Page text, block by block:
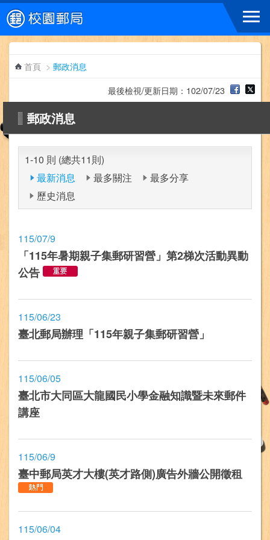
跳到主要內容區塊
首頁 > 郵政消息
最後檢視/更新日期：102/07/23
郵政消息
1-10 則 (總共11則)
最新消息
最多關注
最多分享
歷史消息
115/07/9
「115年暑期親子集郵研習營」第2梯次活動異動
公告
115/06/23
臺北郵局辦理「115年親子集郵研習營」
115/06/05
臺北市大同區大龍國民小學金融知識暨未來郵件
講座
115/06/9
臺中郵局英才大樓(英才路側)廣告外牆公開徵租
115/06/04